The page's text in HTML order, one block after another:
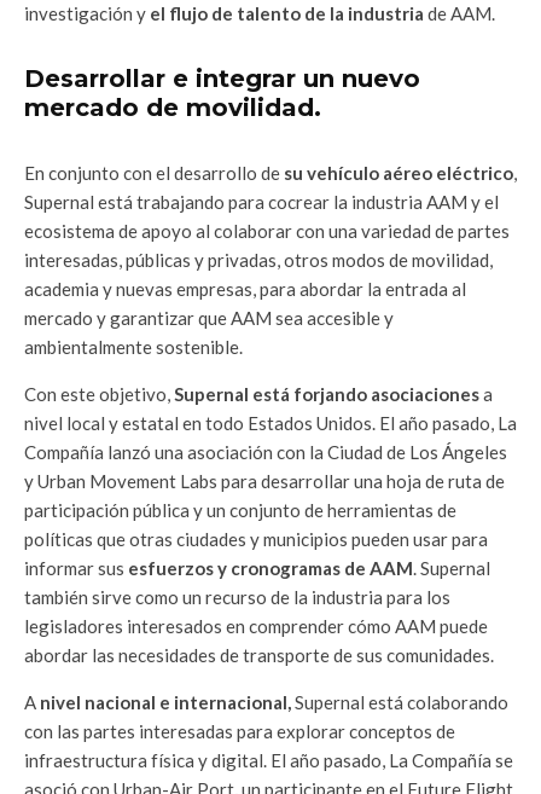
investigación y el flujo de talento de la industria de AAM.
Desarrollar e integrar un nuevo
mercado de movilidad.
En conjunto con el desarrollo de su vehículo aéreo eléctrico,
Supernal está trabajando para cocrear la industria AAM y el
ecosistema de apoyo al colaborar con una variedad de partes
interesadas, públicas y privadas, otros modos de movilidad,
academia y nuevas empresas, para abordar la entrada al
mercado y garantizar que AAM sea accesible y
ambientalmente sostenible.
Con este objetivo,Supernal está forjando asociacionesa
nivel local y estatal en todo Estados Unidos. El año pasado, La
Compañía lanzó una asociación con la Ciudad de Los Ángeles
y Urban Movement Labs para desarrollar una hoja de ruta de
participación pública y un conjunto de herramientas de
políticas que otras ciudades y municipios pueden usar para
informar sus esfuerzos y cronogramas de AAM. Supernal
también sirve como un recurso de la industria para los
legisladores interesados ​​en comprender cómo AAM puede
abordar las necesidades de transporte de sus comunidades.
A nivel nacional e internacional,Supernal está colaborando
con las partes interesadas para explorar conceptos de
infraestructura física y digital. El año pasado, La Compañía se
asoció con Urban-Air Port, un participante en el Future Flight